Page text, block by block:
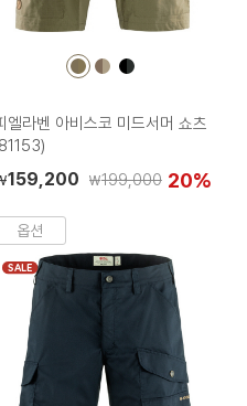
컬
컬
컬
엘라벤 아비스코 미드서머 쇼츠
159,200 ₩199,000 20%
옵션
SALE